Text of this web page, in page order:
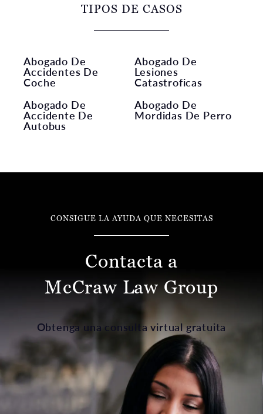
TIPOS DE CASOS
Abogado De
Accidentes De
Coche
Abogado De
Lesiones
Catastroficas
Abogado De
Accidente De
Autobus
Abogado De
Mordidas De Perro
CONSIGUE LA AYUDA QUE NECESITAS
Contacta a
McCraw Law Group
Obtenga una consulta virtual gratuita